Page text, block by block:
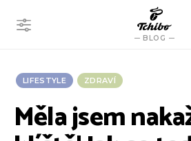
BLOG
LIFESTYLE ZDRAVÍ
Měla jsem